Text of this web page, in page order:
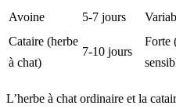
Avoine 5-7 jours
Cataire (herbe
à chat)
7-10 jours
Forte
L’herbe à chat ordinaire et la